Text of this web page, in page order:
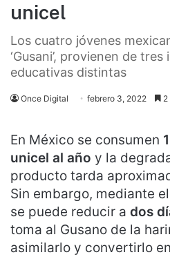
unicel
Los cuatro jóvenes
‘Gusani’, provienen de
educativas distintas
Once Digital febrero 3, 2022
En México se consumen
unicel al año y la
producto tarda
Sin embargo, mediante el
se puede reducir a dos
toma al Gusano de la
asimilarlo y convertirlo